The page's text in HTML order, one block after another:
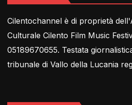
Cilentochannel è di proprietà
Culturale Cilento Film Music
05189670655. Testata
tribunale di Vallo della Lucania